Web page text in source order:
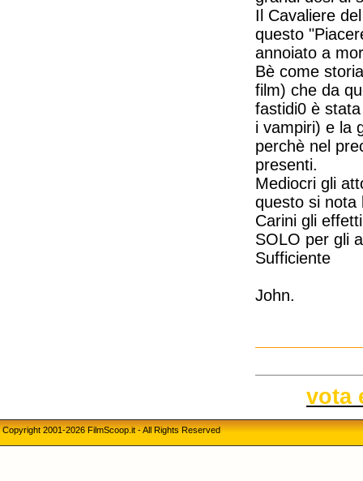
Il Cavaliere
questo
annoiato a
Bè come
film) che da
fastidi0 è
i vampiri) e la
perchè nel
presenti.
Mediocri gli
questo si nota
Carini gli
SOLO per gli
Sufficiente
John.
vota
Copyright 2001-2026 FilmScoop.it - All Rights Reserved